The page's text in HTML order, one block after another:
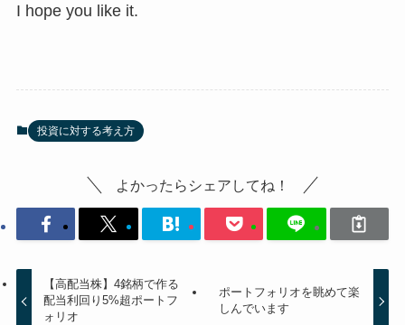
I hope you like it.
投資に対する考え方
よかったらシェアしてね！
【高配当株】4銘柄で作る
配当利回り5%超ポートフ
ォリオ
ポートフォリオを眺めて楽
しんでいます